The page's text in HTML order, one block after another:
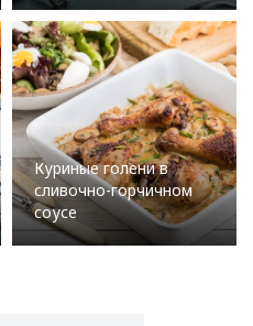
Куриные голени в
сливочно-горчичном
соусе